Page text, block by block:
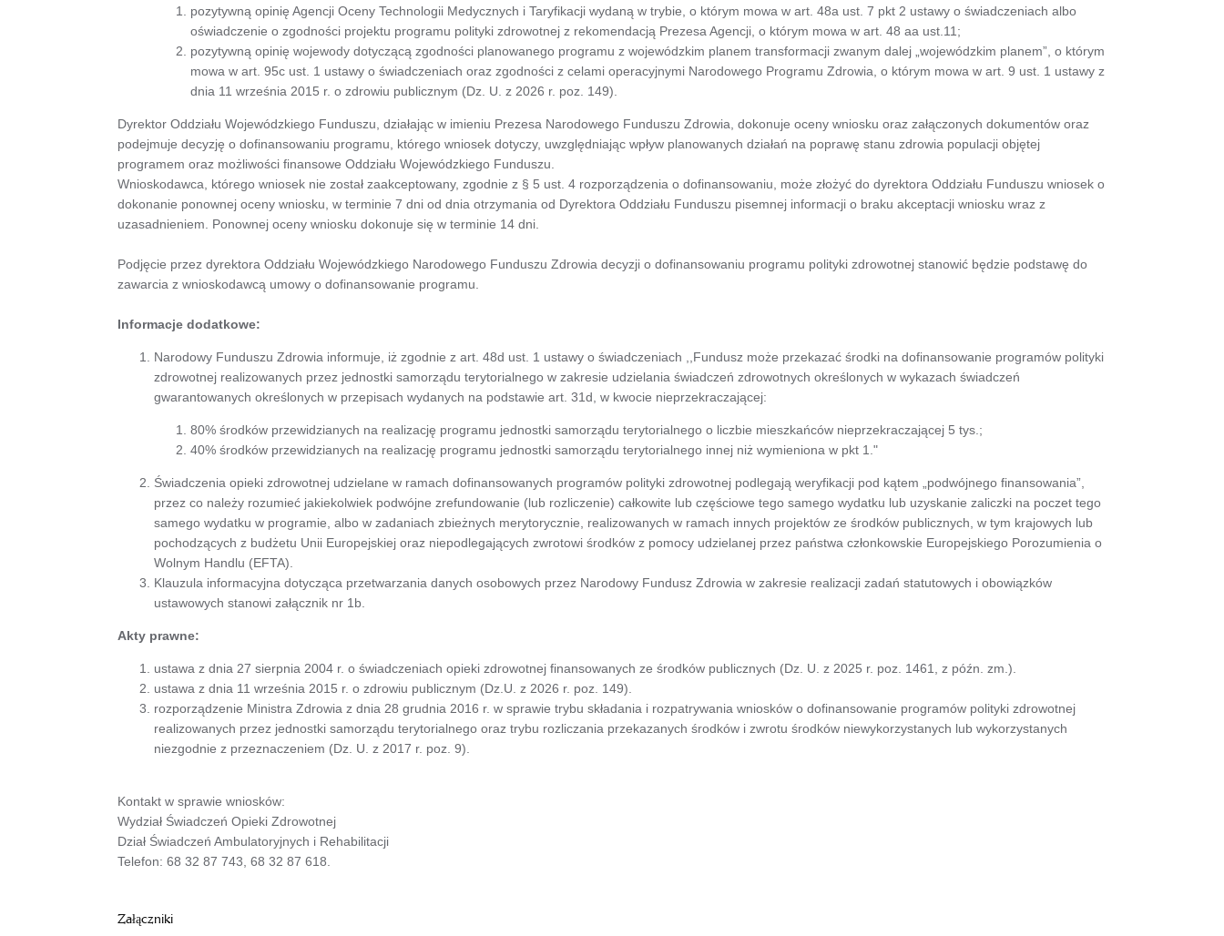
pozytywną opinię Agencji Oceny Technologii Medycznych i Taryfikacji wydaną w trybie, o którym mowa w art. 48a ust. 7 pkt 2 ustawy o świadczeniach albo
oświadczenie o zgodności projektu programu polityki zdrowotnej z rekomendacją Prezesa Agencji, o którym mowa w art. 48 aa ust.11;
pozytywną opinię wojewody dotyczącą zgodności planowanego programu z wojewódzkim planem transformacji zwanym dalej „wojewódzkim planem”, o którym
mowa w art. 95c ust. 1 ustawy o świadczeniach oraz zgodności z celami operacyjnymi Narodowego Programu Zdrowia, o którym mowa w art. 9 ust. 1 ustawy z
dnia 11 września 2015 r. o zdrowiu publicznym (Dz. U. z 2026 r. poz. 149).
Dyrektor Oddziału Wojewódzkiego Funduszu, działając w imieniu Prezesa Narodowego Funduszu Zdrowia, dokonuje oceny wniosku oraz załączonych dokumentów oraz
podejmuje decyzję o dofinansowaniu programu, którego wniosek dotyczy, uwzględniając wpływ planowanych działań na poprawę stanu zdrowia populacji objętej
programem oraz możliwości finansowe Oddziału Wojewódzkiego Funduszu.
Wnioskodawca, którego wniosek nie został zaakceptowany, zgodnie z § 5 ust. 4 rozporządzenia o dofinansowaniu, może złożyć do dyrektora Oddziału Funduszu wniosek o
dokonanie ponownej oceny wniosku, w terminie 7 dni od dnia otrzymania od Dyrektora Oddziału Funduszu pisemnej informacji o braku akceptacji wniosku wraz z
uzasadnieniem. Ponownej oceny wniosku dokonuje się w terminie 14 dni.
Podjęcie przez dyrektora Oddziału Wojewódzkiego Narodowego Funduszu Zdrowia decyzji o dofinansowaniu programu polityki zdrowotnej stanowić będzie podstawę do
zawarcia z wnioskodawcą umowy o dofinansowanie programu.
Informacje dodatkowe:
Narodowy Funduszu Zdrowia informuje, iż zgodnie z art. 48d ust. 1 ustawy o świadczeniach ,,Fundusz może przekazać środki na dofinansowanie programów polityki
zdrowotnej realizowanych przez jednostki samorządu terytorialnego w zakresie udzielania świadczeń zdrowotnych określonych w wykazach świadczeń
gwarantowanych określonych w przepisach wydanych na podstawie art. 31d, w kwocie nieprzekraczającej:
80% środków przewidzianych na realizację programu jednostki samorządu terytorialnego o liczbie mieszkańców nieprzekraczającej 5 tys.;
40% środków przewidzianych na realizację programu jednostki samorządu terytorialnego innej niż wymieniona w pkt 1."
Świadczenia opieki zdrowotnej udzielane w ramach dofinansowanych programów polityki zdrowotnej podlegają weryfikacji pod kątem „podwójnego finansowania”,
przez co należy rozumieć jakiekolwiek podwójne zrefundowanie (lub rozliczenie) całkowite lub częściowe tego samego wydatku lub uzyskanie zaliczki na poczet tego
samego wydatku w programie, albo w zadaniach zbieżnych merytorycznie, realizowanych w ramach innych projektów ze środków publicznych, w tym krajowych lub
pochodzących z budżetu Unii Europejskiej oraz niepodlegających zwrotowi środków z pomocy udzielanej przez państwa członkowskie Europejskiego Porozumienia o
Wolnym Handlu (EFTA).
Klauzula informacyjna dotycząca przetwarzania danych osobowych przez Narodowy Fundusz Zdrowia w zakresie realizacji zadań statutowych i obowiązków
ustawowych stanowi załącznik nr 1b.
Akty prawne:
ustawa z dnia 27 sierpnia 2004 r. o świadczeniach opieki zdrowotnej finansowanych ze środków publicznych (Dz. U. z 2025 r. poz. 1461, z późn. zm.).
ustawa z dnia 11 września 2015 r. o zdrowiu publicznym (Dz.U. z 2026 r. poz. 149).
rozporządzenie Ministra Zdrowia z dnia 28 grudnia 2016 r. w sprawie trybu składania i rozpatrywania wniosków o dofinansowanie programów polityki zdrowotnej
realizowanych przez jednostki samorządu terytorialnego oraz trybu rozliczania przekazanych środków i zwrotu środków niewykorzystanych lub wykorzystanych
niezgodnie z przeznaczeniem (Dz. U. z 2017 r. poz. 9).
Kontakt w sprawie wniosków:
Wydział Świadczeń Opieki Zdrowotnej
Dział Świadczeń Ambulatoryjnych i Rehabilitacji
Telefon: 68 32 87 743, 68 32 87 618.
Załączniki